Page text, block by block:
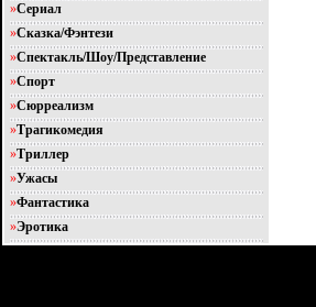
»Сериал
»Сказка/Фэнтези
»Спектакль/Шоу/Представление
»Спорт
»Сюрреализм
»Трагикомедия
»Триллер
»Ужасы
»Фантастика
»Эротика